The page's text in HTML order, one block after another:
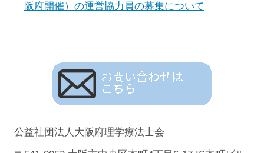
阪府開催）の運営協力員の募集について
公益社団法人大阪府理学療法士会